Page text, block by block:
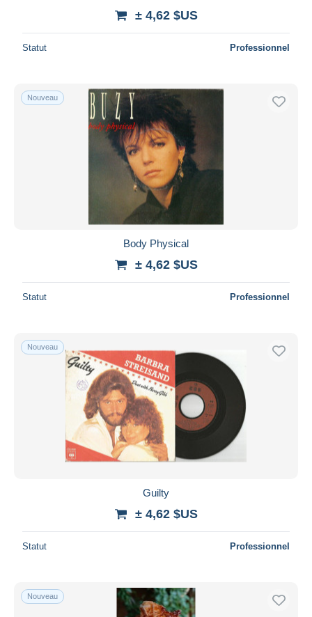
± 4,62 $US
Statut Professionnel
Nouveau
Body Physical
± 4,62 $US
Statut Professionnel
Nouveau
Guilty
± 4,62 $US
Statut Professionnel
Nouveau